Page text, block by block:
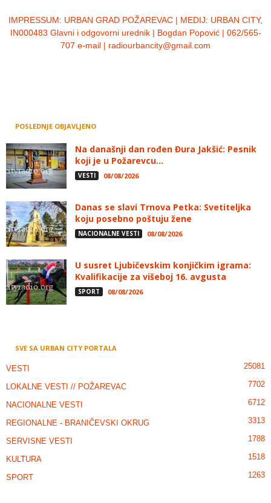
IMPRESSUM: URBAN GRAD POŽAREVAC | MEDIJ: URBAN CITY,
IN000483 Glavni i odgovorni urednik | Bogdan Popović | 062/565-
707 e-mail | radiourbancity@gmail.com
POSLEDNJE OBJAVLJENO
Na današnji dan rođen Đura Jakšić: Pesnik
koji je u Požarevcu...
VESTI 08/08/2026
Danas se slavi Trnova Petka: Svetiteljka
koju posebno poštuju žene
NACIONALNE VESTI 08/08/2026
U susret Ljubičevskim konjičkim igrama:
Kvalifikacije za višeboj 16. avgusta
SPORT 08/08/2026
SVE SA URBAN CITY PORTALA
VESTI 25081
LOKALNE VESTI // POŽAREVAC 7702
NACIONALNE VESTI 6712
REGIONALNE - BRANIČEVSKI OKRUG 3313
SERVISNE VESTI 1788
KULTURA 1518
SPORT 1263